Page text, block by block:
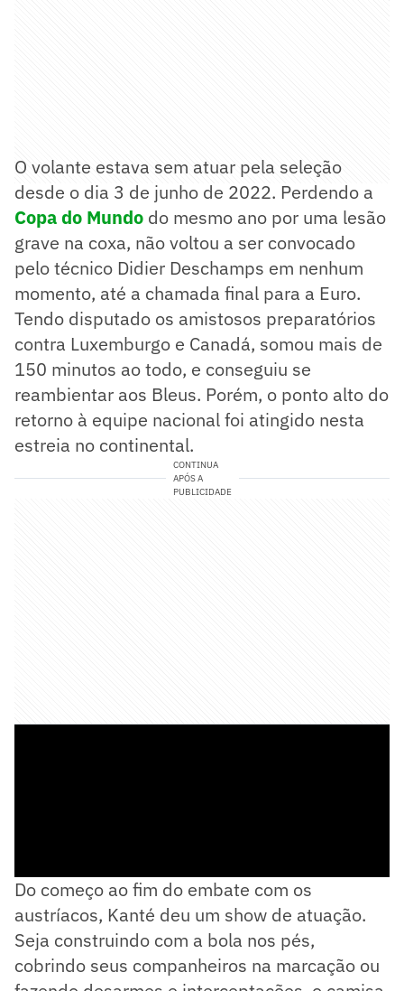
O volante estava sem atuar pela seleção
desde o dia 3 de junho de 2022. Perdendo a
Copa do Mundo do mesmo ano por uma lesão
grave na coxa, não voltou a ser convocado
pelo técnico Didier Deschamps em nenhum
momento, até a chamada final para a Euro.
Tendo disputado os amistosos preparatórios
contra Luxemburgo e Canadá, somou mais de
150 minutos ao todo, e conseguiu se
reambientar aos Bleus. Porém, o ponto alto do
retorno à equipe nacional foi atingido nesta
estreia no continental.
CONTINUA
APÓS A
PUBLICIDADE
Do começo ao fim do embate com os
austríacos, Kanté deu um show de atuação.
Seja construindo com a bola nos pés,
cobrindo seus companheiros na marcação ou